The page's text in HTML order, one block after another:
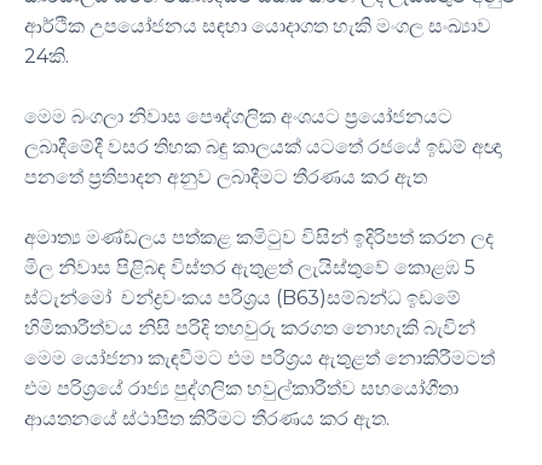
ආර්ථික උපයෝජනය සඳහා යොදාගත හැකි මංගල සංඛ්‍යාව
24කි.
මෙම බංගලා නිවාස පෞද්ගලික අංශයට ප්‍රයෝජනයට
ලබාදීමේදී වසර තිහක බඳු කාලයක් යටතේ රජයේ ඉඩම් අඥා
පනතේ ප්‍රතිපාදන අනුව ලබාදීමට තීරණය කර ඇත
අමාත්‍ය මණ්ඩලය පත්කළ කමිටුව විසින් ඉදිරිපත් කරන ලද
මිල නිවාස පිළිබඳ විස්තර ඇතුළත් ලැයිස්තුවේ කොළඹ 5
ස්ටැන්මෝ චන්ද්‍රවංකය පරිශ්‍රය (B63)සම්බන්ධ ඉඩමේ
හිමිකාරීත්වය නිසි පරිදි තහවුරු කරගත නොහැකි බැවින්
මෙම යෝජනා කැඳවීමට එම පරිශ්‍රය ඇතුළත් නොකිරීමටත්
එම පරිශ්‍රයේ රාජ්‍ය පුද්ගලික හවුල්කාරීත්ව සහයෝගීතා
ආයතනයේ ස්ථාපිත කිරීමට තීරණය කර ඇත.